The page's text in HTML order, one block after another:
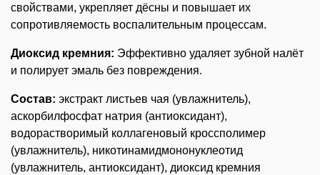
свойствами, укрепляет дёсны и повышает их
сопротивляемость воспалительным процессам.
Диоксид кремния: Эффективно удаляет зубной налёт
и полирует эмаль без повреждения.
Состав: экстракт листьев чая (увлажнитель),
аскорбилфосфат натрия (антиоксидант),
водорастворимый коллагеновый кроссполимер
(увлажнитель), никотинамидмононуклеотид
(увлажнитель, антиоксидант), диоксид кремния